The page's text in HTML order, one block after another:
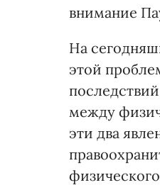
внимание
На
этой
между
эти два